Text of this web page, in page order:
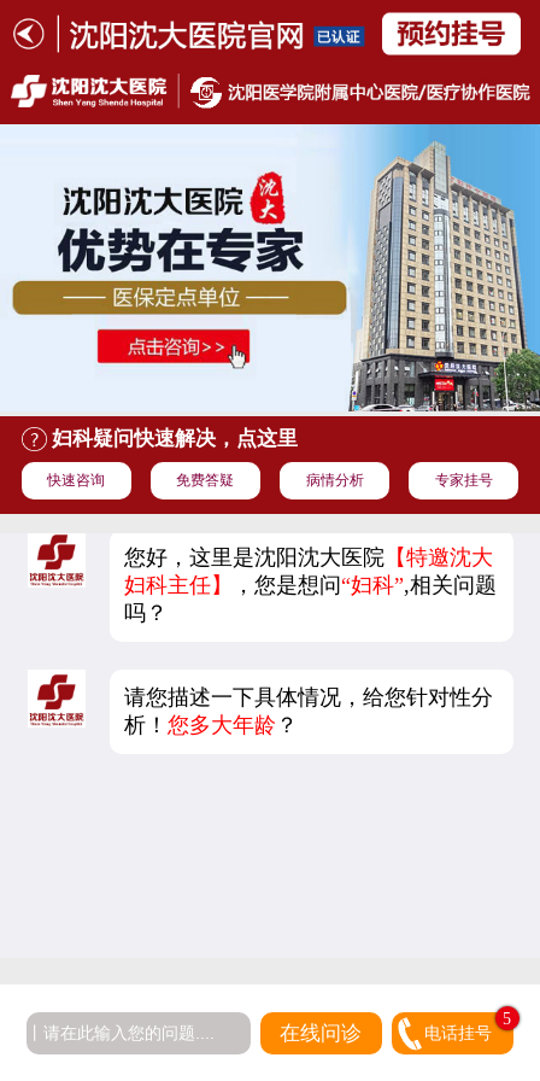
妇科疑问快速解决，点这里
快速咨询 免费答疑 病情分析 专家挂号
您好，这里是沈阳沈大医院 【特邀沈大
妇科主任】
，您是想问“妇科”,相关问题
吗？
请您描述一下具体情况，给您针对性分
析！您多大年龄 ？
在线问诊 电话挂号
5